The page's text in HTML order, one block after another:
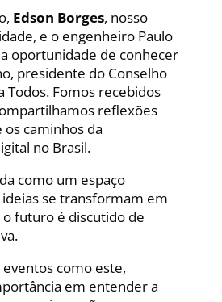
Edson Borges, nosso
e o engenheiro Paulo
oportunidade de conhecer
presidente do Conselho
Todos. Fomos recebidos
reflexões
caminhos da
no Brasil.
como um espaço
se transformam em
futuro é discutido de
como este,
em entender a